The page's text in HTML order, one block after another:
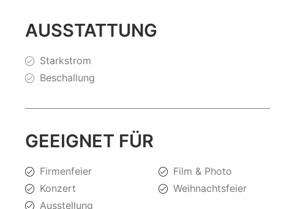
AUSSTATTUNG
Starkstrom
Beschallung
GEEIGNET FÜR
Firmenfeier
Konzert
Ausstellung
Film & Photo
Weihnachtsfeier